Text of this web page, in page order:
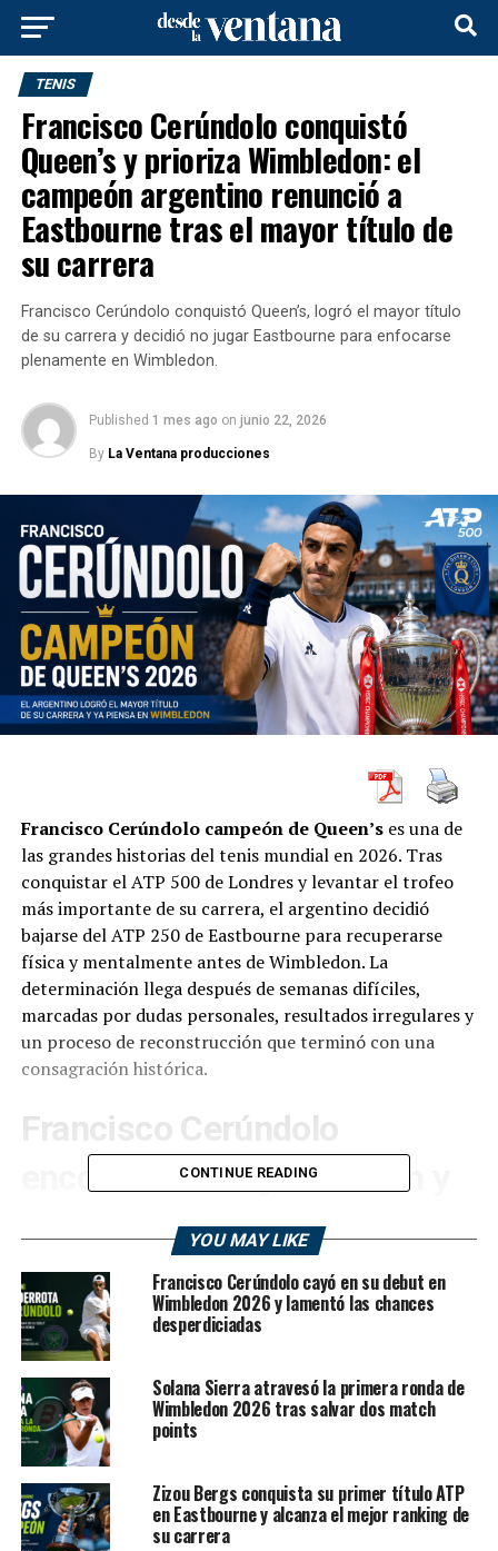
TENIS
Francisco Cerúndolo conquistó
Queen’s y prioriza Wimbledon: el
campeón argentino renunció a
Eastbourne tras el mayor título de
su carrera
Francisco Cerúndolo conquistó Queen’s, logró el mayor título
de su carrera y decidió no jugar Eastbourne para enfocarse
plenamente en Wimbledon.
Published 1 mes ago on junio 22, 2026
By La Ventana producciones
Francisco Cerúndolo campeón de Queen’ses una de
las grandes historias del tenis mundial en 2026. Tras
conquistar el ATP 500 de Londres y levantar el trofeo
más importante de su carrera, el argentino decidió
bajarse del ATP 250 de Eastbourne para recuperarse
física y mentalmente antes de Wimbledon. La
determinación llega después de semanas difíciles,
marcadas por dudas personales, resultados irregulares y
un proceso de reconstrucción que terminó con una
consagración histórica.
Francisco Cerúndolo
encontró su mejor versión y
tomó una decisión clave
antes de Wimbledon
La temporada 2026 quedará marcada como una de las
más importantes en la carrera de
Luego de atravesar semanas complejas desde lo
deportivo y lo emocional, el argentino sorprendió al
mundo del tenis al conquistar el ATP 500 de Queen’s,
uno de los torneos más prestigiosos del calendario sobre
césped, y posteriormente confirmó su baja del ATP 250
de Eastbourne para priorizar su preparación rumbo a
Wimbledon.
CONTINUE READING
YOU MAY LIKE
Francisco Cerúndolo cayó en su debut en
Wimbledon 2026 y lamentó las chances
desperdiciadas
Solana Sierra atravesó la primera ronda de
Wimbledon 2026 tras salvar dos match
points
Zizou Bergs conquista su primer título ATP
en Eastbourne y alcanza el mejor ranking de
su carrera